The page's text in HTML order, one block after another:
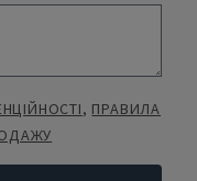
, ПРАВИЛА